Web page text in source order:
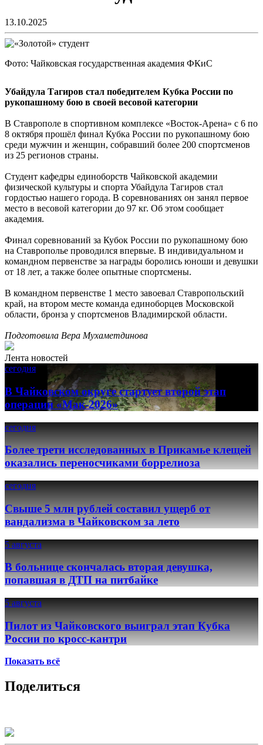
13.10.2025
Фото: Чайковская государственная академия ФКиС
Убайдула Тагиров стал победителем Кубка России по
рукопашному бою в своей весовой категории
В Ставрополе в спортивном комплексе «Восток-Арена» с 6 по
8 октября прошёл финал Кубка России по рукопашному бою
среди мужчин и женщин, собравший более 200 спортсменов
из 25 регионов страны.
Студент кафедры единоборств Чайковской академии
физической культуры и спорта Убайдула Тагиров стал
гордостью нашего города. В соревнованиях он занял первое
место в весовой категории до 97 кг. Об этом сообщает
академия.
Финал соревнований за Кубок России по рукопашному бою
на Ставрополье проводился впервые. В индивидуальном и
командном первенстве за награды боролись юноши и девушки
от 18 лет, а также более опытные спортсмены.
В командном первенстве 1 место завоевал Ставропольский
край, на втором месте команда единоборцев Московской
области, бронза у спортсменов Владимирской области.
Подготовила Вера Мухаметдинова
Лента новостей
сегодня
В Чайковском округе стартует второй этап
операции «Мак-2026»
сегодня
Более трети исследованных в Прикамье клещей
оказались переносчиками боррелиоза
сегодня
Свыше 5 млн рублей составил ущерб от
вандализма в Чайковском за лето
5 августа
В больнице скончалась вторая девушка,
попавшая в ДТП на питбайке
5 августа
Пилот из Чайковского выиграл этап Кубка
России по кросс-кантри
Показать всё
Поделиться